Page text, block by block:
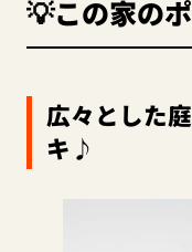
💡この家の
広々とした
キ♪